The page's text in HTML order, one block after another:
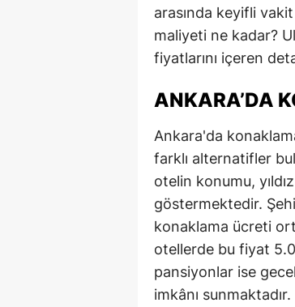
arasında keyifli
maliyeti ne kadar?
fiyatlarını içeren
ANKARA’DA
Ankara'da
farklı alternatifler
otelin konumu,
göstermektedir.
konaklama ücreti
otellerde bu fiyat
pansiyonlar ise
imkânı